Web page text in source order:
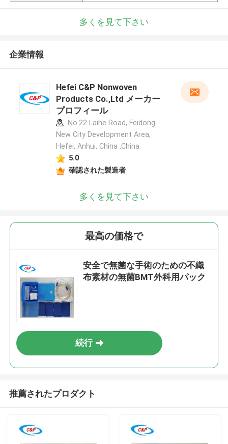
多くを見て下さい
企業情報
Hefei C&P Nonwoven
Products Co.,Ltd メーカー
プロフィール
No.22 Laihe Road, Feidong
New City Development Area,
Hefei, Anhui, China ,China
5.0
確認された製造者
多くを見て下さい
最高の価格で
安全で無菌な手術のための不織
布素材の無菌BMT外科用パック
続行
推薦されたプロダクト